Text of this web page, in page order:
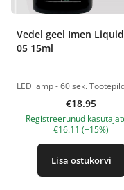
Vedel geel Imen
05 15ml
€18.95
Registreerunud
€16.11 (−15%)
Lisa ostukorvi